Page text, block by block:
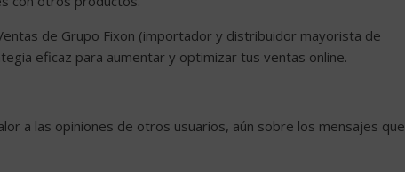
de Grupo Fixon (importador y distribuidor mayorista de
eficaz para aumentar y optimizar tus ventas online.
a las opiniones de otros usuarios, aún sobre los mensajes que